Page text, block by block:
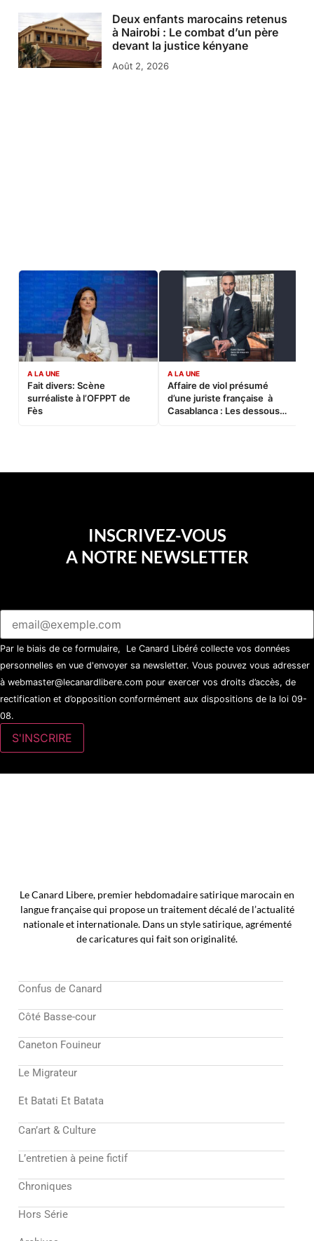
Deux enfants marocains retenus
à Nairobi : Le combat d’un père
devant la justice kényane
Août 2, 2026
A LA UNE
Fait divers: Scène
surréaliste à l’OFPPT de
Fès
A LA UNE
Affaire de viol présumé
d’une juriste française à
Casablanca : Les dessous
INSCRIVEZ-VOUS
A NOTRE NEWSLETTER
Par le biais de ce formulaire, Le Canard Libéré collecte vos données
personnelles en vue d'envoyer sa newsletter. Vous pouvez vous adresser
à webmaster@lecanardlibere.com pour exercer vos droits d’accès, de
rectification et d’opposition conformément aux dispositions de la loi 09-
08.
Le Canard Libere, premier hebdomadaire satirique marocain en
langue française qui propose un traitement décalé de l’actualité
nationale et internationale. Dans un style satirique, agrémenté
de caricatures qui fait son originalité.
Confus de Canard
Côté Basse-cour
Caneton Fouineur
Le Migrateur
Et Batati Et Batata
Can’art & Culture
L’entretien à peine fictif
Chroniques
Hors Série